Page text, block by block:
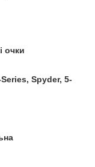
очки
Spyder, 5-